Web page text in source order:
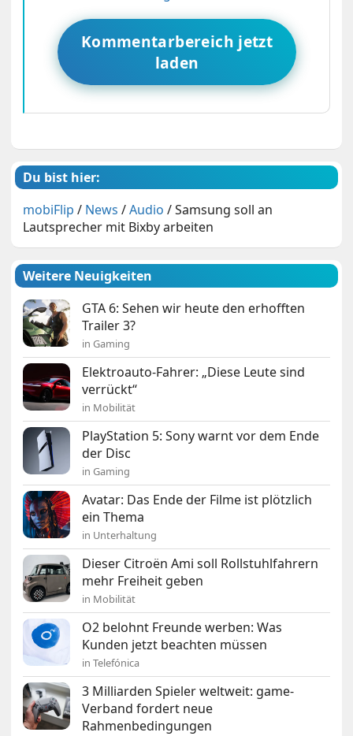
Kommentarbereich jetzt
laden
Du bist hier:
mobiFlip / News /Audio /Samsung soll an
Lautsprecher mit Bixby arbeiten
Weitere Neuigkeiten
GTA 6: Sehen wir heute den erhofften
Trailer 3?
in Gaming
Elektroauto-Fahrer: „Diese Leute sind
verrückt“
in Mobilität
PlayStation 5: Sony warnt vor dem Ende
der Disc
in Gaming
Avatar: Das Ende der Filme ist plötzlich
ein Thema
in Unterhaltung
Dieser Citroën Ami soll Rollstuhlfahrern
mehr Freiheit geben
in Mobilität
O2 belohnt Freunde werben: Was
Kunden jetzt beachten müssen
in Telefónica
3 Milliarden Spieler weltweit: game-
Verband fordert neue
Rahmenbedingungen